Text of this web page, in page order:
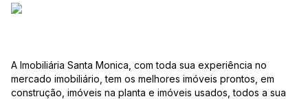
A Imobiliária Santa Monica, com toda sua experiência no
mercado imobiliário, tem os melhores imóveis prontos, em
construção, imóveis na planta e imóveis usados, todos a sua